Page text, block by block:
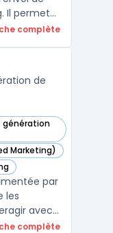
Il permet
de
Le
complète
de
génération
Marketing)
par
les
avec
leur site
complète